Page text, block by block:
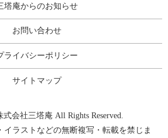
塔庵からのお知らせ
お問い合わせ
ライバシーポリシー
サイトマップ
会社三塔庵 All Rights Reserved.
イラストなどの無断複写・転載を禁じま